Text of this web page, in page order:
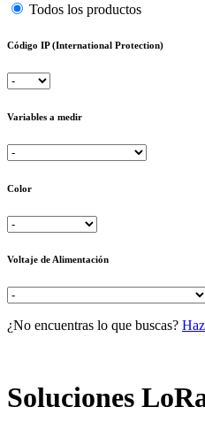
Todos los productos
Código IP (International Protection)
Variables a medir
Color
Voltaje de Alimentación
¿No encuentras lo que buscas?
Soluciones